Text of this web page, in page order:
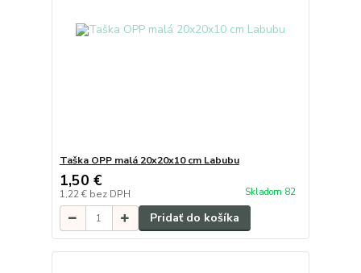
Taška OPP malá 20x20x10 cm Labubu
1,50 €
1,22 € bez DPH Skladom 82
Pridať do košíka